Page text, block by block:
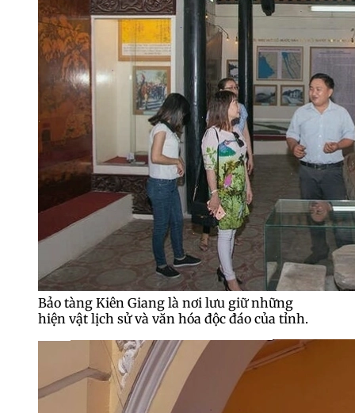
Bảo tàng Kiên Giang là nơi lưu giữ những
hiện vật lịch sử và văn hóa độc đáo của tỉnh.